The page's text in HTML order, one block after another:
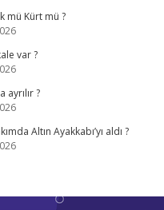
mü Kürt mü ?
var ?
ayrılır ?
Altın Ayakkabı’yı aldı ?